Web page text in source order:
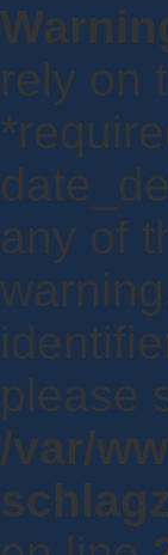
rely on
any of
please
/var/